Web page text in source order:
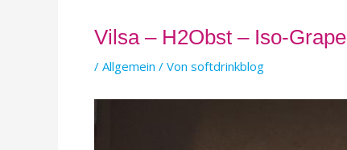
Vilsa – H2Obst – Iso-Grape
/ Allgemein / Von softdrinkblog